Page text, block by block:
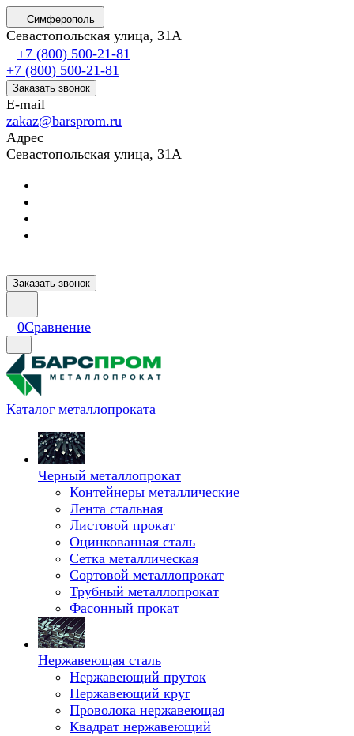
Симферополь
Севастопольская улица, 31А
+7 (800) 500-21-81
+7 (800) 500-21-81
Заказать звонок
E-mail
zakaz@barsprom.ru
Адрес
Севастопольская улица, 31А
Заказать звонок
0Сравнение
Каталог металлопроката
Черный металлопрокат
Контейнеры металлические
Лента стальная
Листовой прокат
Оцинкованная сталь
Сетка металлическая
Сортовой металлопрокат
Трубный металлопрокат
Фасонный прокат
Нержавеющая сталь
Нержавеющий пруток
Нержавеющий круг
Проволока нержавеющая
Квадрат нержавеющий